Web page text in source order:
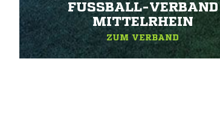
FUSSBALL-VERBAND M
ITTELRHEIN
ZUM VERBAND